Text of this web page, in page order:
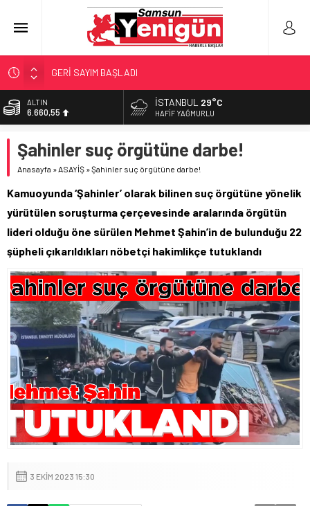
GERİ SAYIM BAŞLADI
SAMSUNSPOR’DA HEDEF 5’İNCİLİK!
‘BAFRA’YA YATIRIM YAPIN!’
YÖNETİCİ SEÇERKEN YAPILAN EN BÜYÜK HATALAR
ALTIN
6.660,55
13.779,39
DOLAR
55,1881
İSTANBUL 29°C
HAFIF YAĞMURLU
Şahinler suç örgütüne darbe!
Anasayfa »ASAYİŞ »Şahinler suç örgütüne darbe!
Kamuoyunda ‘Şahinler’ olarak bilinen suç örgütüne yönelik
yürütülen soruşturma çerçevesinde aralarında örgütün
lideri olduğu öne sürülen Mehmet Şahin’in de bulunduğu 22
şüpheli çıkarıldıkları nöbetçi hakimlikçe tutuklandı
3 EKIM 2023 15:30